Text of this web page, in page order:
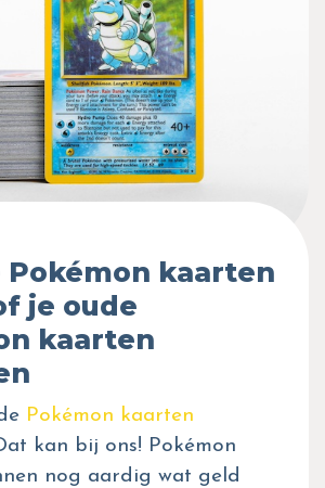
Pokémon kaarten
je oude
kaarten
Pokémon kaarten
kan bij ons! Pokémon
nog aardig wat geld